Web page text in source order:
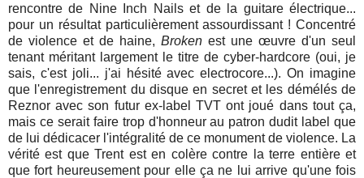
rencontre de Nine Inch Nails et de la guitare électrique...
pour un résultat particulièrement assourdissant ! Concentré
de violence et de haine, Broken est une œuvre d'un seul
tenant méritant largement le titre de cyber-hardcore (oui, je
sais, c'est joli... j'ai hésité avec electrocore...). On imagine
que l'enregistrement du disque en secret et les démélés de
Reznor avec son futur ex-label TVT ont joué dans tout ça,
mais ce serait faire trop d'honneur au patron dudit label que
de lui dédicacer l'intégralité de ce monument de violence. La
vérité est que Trent est en colère contre la terre entière et
que fort heureusement pour elle ça ne lui arrive qu'une fois